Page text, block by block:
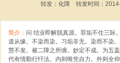
转发：化障 转发时间：
简介： 问 结业即解脱真源。罪垢不住三际
道从缘。不染而染。习垢非无。染而不染
慧不发。被二障之所缠。妙定不成。为五
代有情勤行忏法。内则唯凭自力。外则全